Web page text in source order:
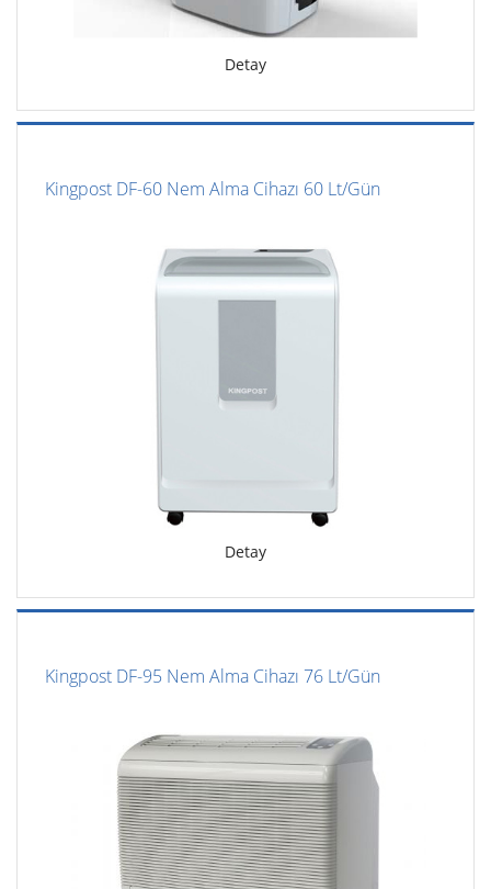
Detay
Kingpost DF-60 Nem Alma Cihazı 60 Lt/Gün
Detay
Kingpost DF-95 Nem Alma Cihazı 76 Lt/Gün